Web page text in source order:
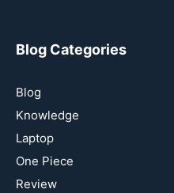
Blog Categories
Blog
Knowledge
Laptop
One Piece
Review